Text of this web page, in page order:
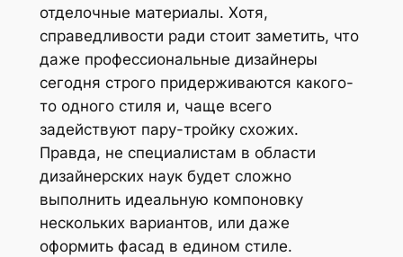
отделочные материалы. Хотя,
справедливости ради стоит заметить, что
даже профессиональные дизайнеры
сегодня строго придерживаются какого-
то одного стиля и, чаще всего
задействуют пару-тройку схожих.
Правда, не специалистам в области
дизайнерских наук будет сложно
выполнить идеальную компоновку
нескольких вариантов, или даже
оформить фасад в едином стиле.